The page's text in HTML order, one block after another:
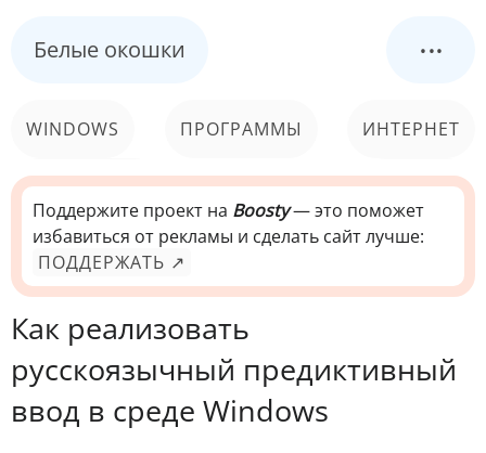
Белые окошки ...
WINDOWS ПРОГРАММЫ ИНТЕРНЕТ
КОМПЬЮТЕР
СИСТЕМА
Поддержите проект на Boosty— это поможет
избавиться от рекламы и сделать сайт лучше:
ПОДДЕРЖАТЬ ↗
Как реализовать
русскоязычный предиктивный
ввод в среде Windows